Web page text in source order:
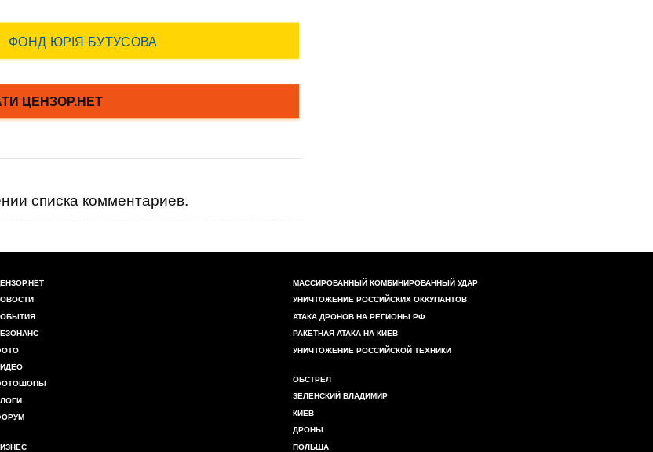
списка комментариев.
МАССИРОВАННЫЙ КОМБИНИРОВАННЫЙ УДАР
УНИЧТОЖЕНИЕ РОССИЙСКИХ ОККУПАНТОВ
АТАКА ДРОНОВ НА РЕГИОНЫ РФ
РАКЕТНАЯ АТАКА НА КИЕВ
УНИЧТОЖЕНИЕ РОССИЙСКОЙ ТЕХНИКИ
ОБСТРЕЛ
ЗЕЛЕНСКИЙ ВЛАДИМИР
КИЕВ
ДРОНЫ
ПОЛЬША